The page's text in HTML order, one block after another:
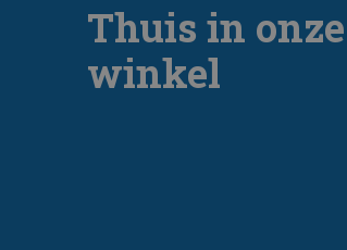
Thuis in onze
winkel